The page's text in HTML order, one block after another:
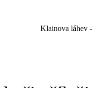
Klainova láhev -